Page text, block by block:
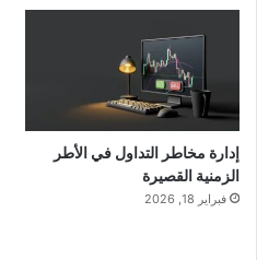
إدارة مخاطر التداول في الأطر
الزمنية القصيرة
فبراير 18, 2026